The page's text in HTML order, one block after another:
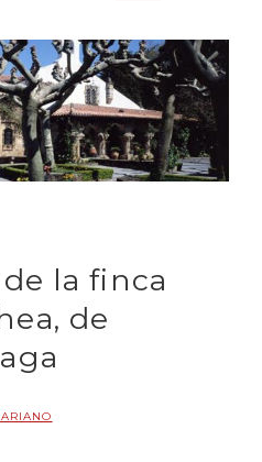
la finca
de